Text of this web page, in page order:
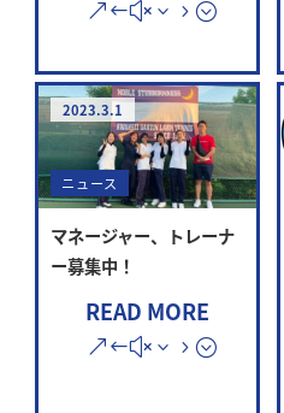
2023.3.1
ニュース
マネージャー、トレーナ
ー募集中！
READ MORE